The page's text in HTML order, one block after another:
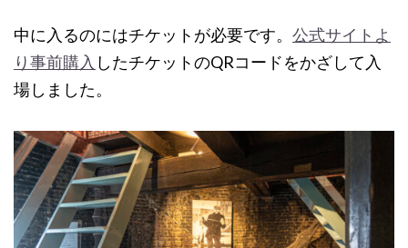
中に入るのにはチケットが必要です。 公式サイトよ
り事前購入 したチケットのQRコードをかざして入
場しました。